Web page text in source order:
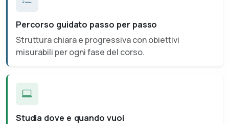
Percorso guidato passo per passo
Struttura chiara e progressiva con obiettivi
misurabili per ogni fase del corso.
Studia dove e quando vuoi